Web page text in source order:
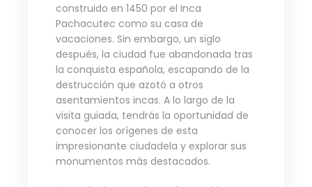
construido en 1450 por el Inca
Pachacutec como su casa de
vacaciones. Sin embargo, un siglo
después, la ciudad fue abandonada tras
la conquista española, escapando de la
destrucción que azotó a otros
asentamientos incas. A lo largo de la
visita guiada, tendrás la oportunidad de
conocer los orígenes de esta
impresionante ciudadela y explorar sus
monumentos más destacados.